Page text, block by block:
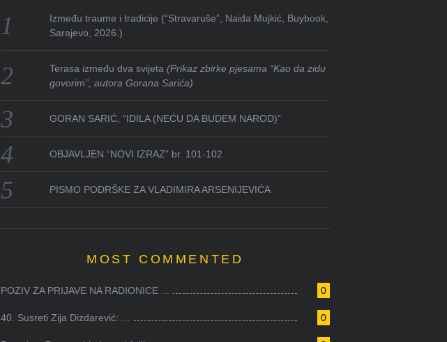
Između traume i tradicije (“Stravaruše”, Naida Mujkić, Buybook,
Sarajevo, 2026.)
Terasa između dva svijeta(Prikaz zbirke pjesama “Kao da zidu
govorim”, autora Gorana Sarića)
GORAN SARIĆ, “IDILA (NEĆU DA BUDEM NAROD)”
OBJAVLJEN “NOVI IZRAZ” br. 101-102
PISMO PODRŠKE ZA VLADIMIRA ARSENIJEVIĆA
MOST COMMENTED
0
POZIV ZA PRIJAVE NA RADIONICE ...
0
40. Susreti Zija Dizdarević: ...